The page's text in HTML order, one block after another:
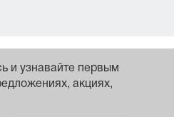
и узнавайте первым
акциях,